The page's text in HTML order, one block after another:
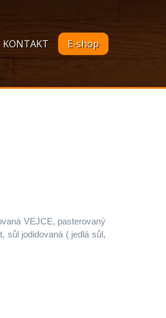
KONTAKT E-shop
VEJCE, pasterovaný
sůl jodidovaná ( jedlá sůl,